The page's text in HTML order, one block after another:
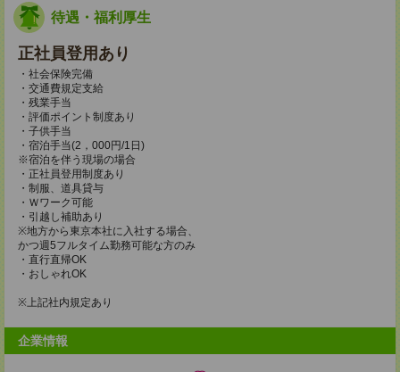
待遇・福利厚生
正社員登用あり
・社会保険完備
・交通費規定支給
・残業手当
・評価ポイント制度あり
・子供手当
・宿泊手当(2，000円/1日)
※宿泊を伴う現場の場合
・正社員登用制度あり
・制服、道具貸与
・Ｗワーク可能
・引越し補助あり
※地方から東京本社に入社する場合、
かつ週5フルタイム勤務可能な方のみ
・直行直帰OK
・おしゃれOK
※上記社内規定あり
企業情報